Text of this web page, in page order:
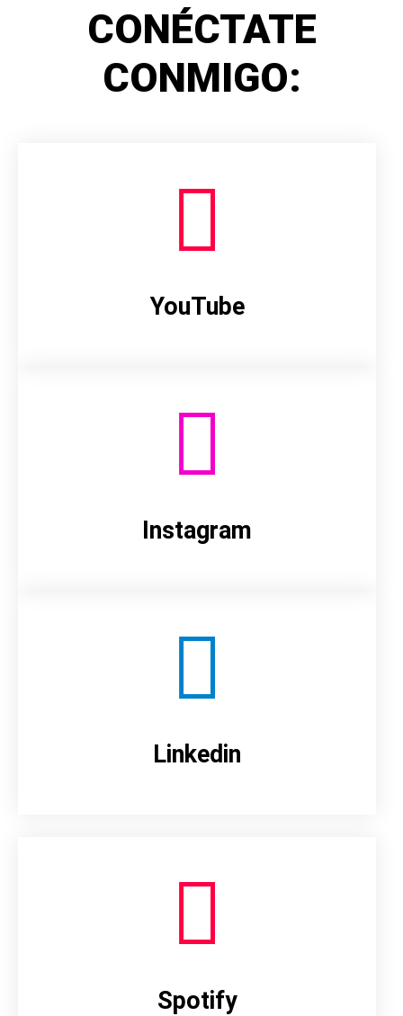
CONÉCTATE
CONMIGO:
YouTube
Instagram
Linkedin
Spotify